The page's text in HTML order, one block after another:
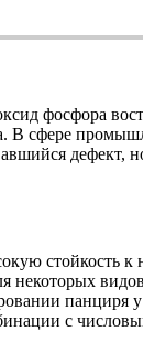
фосфора
В сфере
дефект,
стойкость
некоторых
панциря
с